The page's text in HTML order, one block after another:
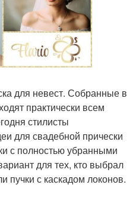
для невест. Собранные в
практически всем
стилисты
для свадебной прически
с полностью убранными
для тех, кто выбрал
с каскадом локонов.